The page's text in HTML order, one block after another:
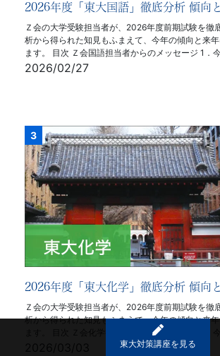
2026年度「東大国語」徹底分析 傾向
Ｚ会の大学受験担当者が、2026年度前期試験を徹
析から得られた知見もふまえて、今年の傾向と来
ます。 目次 Ｚ会国語担当者からのメッセージ 1．
2026/02/27
2026年度「東大化学」徹底分析 傾向
Ｚ会の大学受験担当者が、2026年度前期試験を徹
析から得られた知見もふまえて、今年の傾向と来
ます。 目次 Ｚ会化学担当者からのメッセージ 1．
東大対策講座を見る